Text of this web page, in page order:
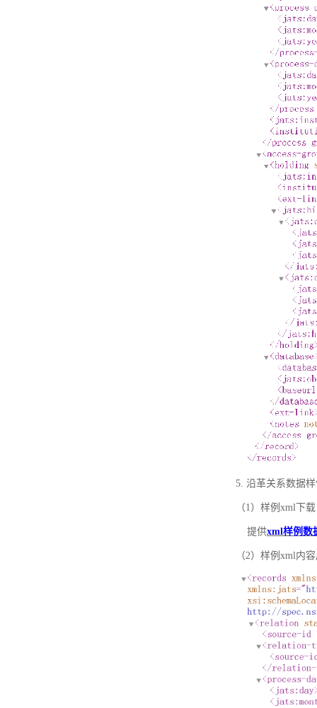
5. 沿革关系数据
（1）样例xml下载
提供xml样例数
（2）样例xml内